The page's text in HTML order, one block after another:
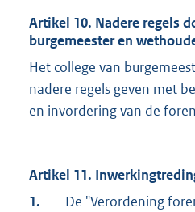
Artikel 10. Nadere regels
burgemeester en
Het college van
nadere regels geven met
en invordering van de
Artikel 11.
1.
De "Verordening